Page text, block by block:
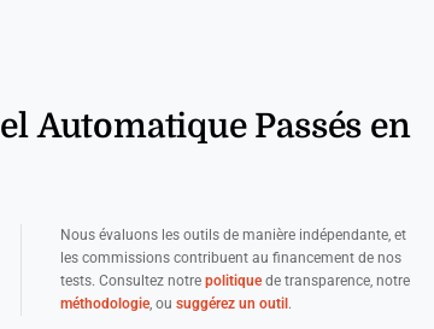
Automatique Passés en
Nous évaluons les outils de manière indépendante, et
les commissions contribuent au financement de nos
tests. Consultez notre politiquede transparence, notre
méthodologie, ou suggérez un outil .